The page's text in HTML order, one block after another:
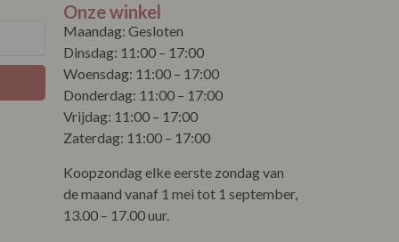
Onze winkel
Maandag: Gesloten
Dinsdag: 11:00 – 17:00
Woensdag: 11:00 – 17:00
Donderdag: 11:00 – 17:00
Vrijdag: 11:00 – 17:00
Zaterdag: 11:00 – 17:00
Koopzondag elke eerste zondag van
de maand vanaf 1 mei tot 1 september,
13.00 – 17.00 uur.